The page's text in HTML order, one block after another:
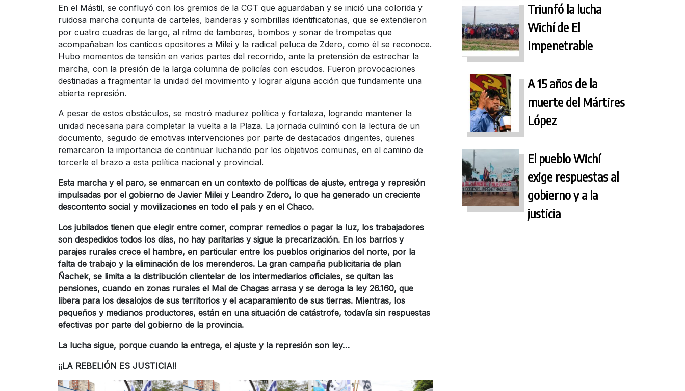
En el Mástil, se confluyó con los gremios de la CGT que aguardaban y se inició una colorida y
ruidosa marcha conjunta de carteles, banderas y sombrillas identificatorias, que se extendieron
por cuatro cuadras de largo, al ritmo de tambores, bombos y sonar de trompetas que
acompañaban los canticos opositores a Milei y la radical peluca de Zdero, como él se reconoce.
Hubo momentos de tensión en varios partes del recorrido, ante la pretensión de estrechar la
marcha, con la presión de la larga columna de policías con escudos. Fueron provocaciones
destinadas a fragmentar la unidad del movimiento y lograr alguna acción que fundamente una
abierta represión.
A pesar de estos obstáculos, se mostró madurez política y fortaleza, logrando mantener la
unidad necesaria para completar la vuelta a la Plaza. La jornada culminó con la lectura de un
documento, seguido de emotivas intervenciones por parte de destacados dirigentes, quienes
remarcaron la importancia de continuar luchando por los objetivos comunes, en el camino de
torcerle el brazo a esta política nacional y provincial.
Esta marcha y el paro, se enmarcan en un contexto de políticas de ajuste, entrega y represión
impulsadas por el gobierno de Javier Milei y Leandro Zdero, lo que ha generado un creciente
descontento social y movilizaciones en todo el país y en el Chaco.
Los jubilados tienen que elegir entre comer, comprar remedios o pagar la luz, los trabajadores
son despedidos todos los días, no hay paritarias y sigue la precarización. En los barrios y
parajes rurales crece el hambre, en particular entre los pueblos originarios del norte, por la
falta de trabajo y la eliminación de los merenderos. La gran campaña publicitaria de plan
Ñachek, se limita a la distribución clientelar de los intermediarios oficiales, se quitan las
pensiones, cuando en zonas rurales el Mal de Chagas arrasa y se deroga la ley 26.160, que
libera para los desalojos de sus territorios y el acaparamiento de sus tierras. Mientras, los
pequeños y medianos productores, están en una situación de catástrofe, todavía sin respuestas
efectivas por parte del gobierno de la provincia.
La lucha sigue, porque cuando la entrega, el ajuste y la represión son ley…
¡¡LA REBELIÓN ES JUSTICIA!!
Triunfó la lucha
Wichí de El
Impenetrable
A 15 años de la
muerte del Mártires
López
El pueblo Wichí
exige respuestas al
gobierno y a la
justicia